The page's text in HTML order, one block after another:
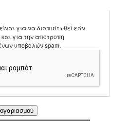
για να διαπιστωθεί εάν
για την αποτροπή
υποβολών spam.